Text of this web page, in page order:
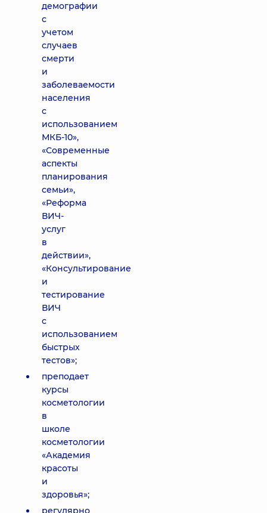
демографии
с
учетом
случаев
смерти
и
заболеваемости
населения
с
использованием
МКБ-10»,
«Современные
аспекты
планирования
семьи»,
«Реформа
ВИЧ-
услуг
в
действии»,
«Консультирование
и
тестирование
ВИЧ
с
использованием
быстрых
тестов»;
преподает
курсы
косметологии
в
школе
косметологии
«Академия
красоты
и
здоровья»;
регулярно